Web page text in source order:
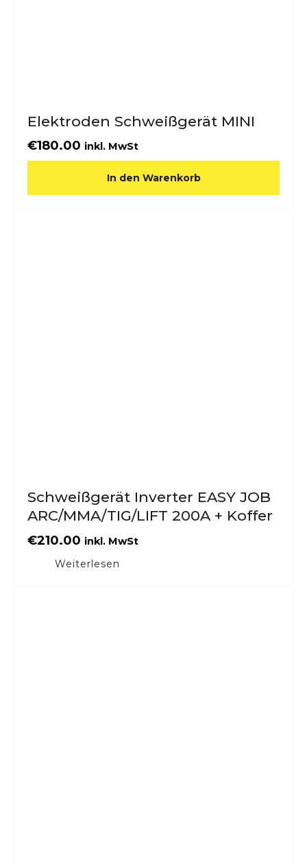
Elektroden Schweißgerät MINI
€180.00 inkl. MwSt
In den Warenkorb
Schweißgerät Inverter EASY JOB
ARC/MMA/TIG/LIFT 200A + Koffer
€210.00 inkl. MwSt
Weiterlesen